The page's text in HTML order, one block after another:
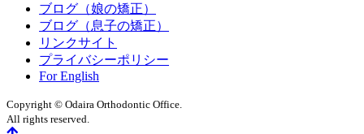
ブログ（娘の矯正）
ブログ（息子の矯正）
リンクサイト
プライバシーポリシー
For English
Copyright © Odaira Orthodontic Office.
All rights reserved.